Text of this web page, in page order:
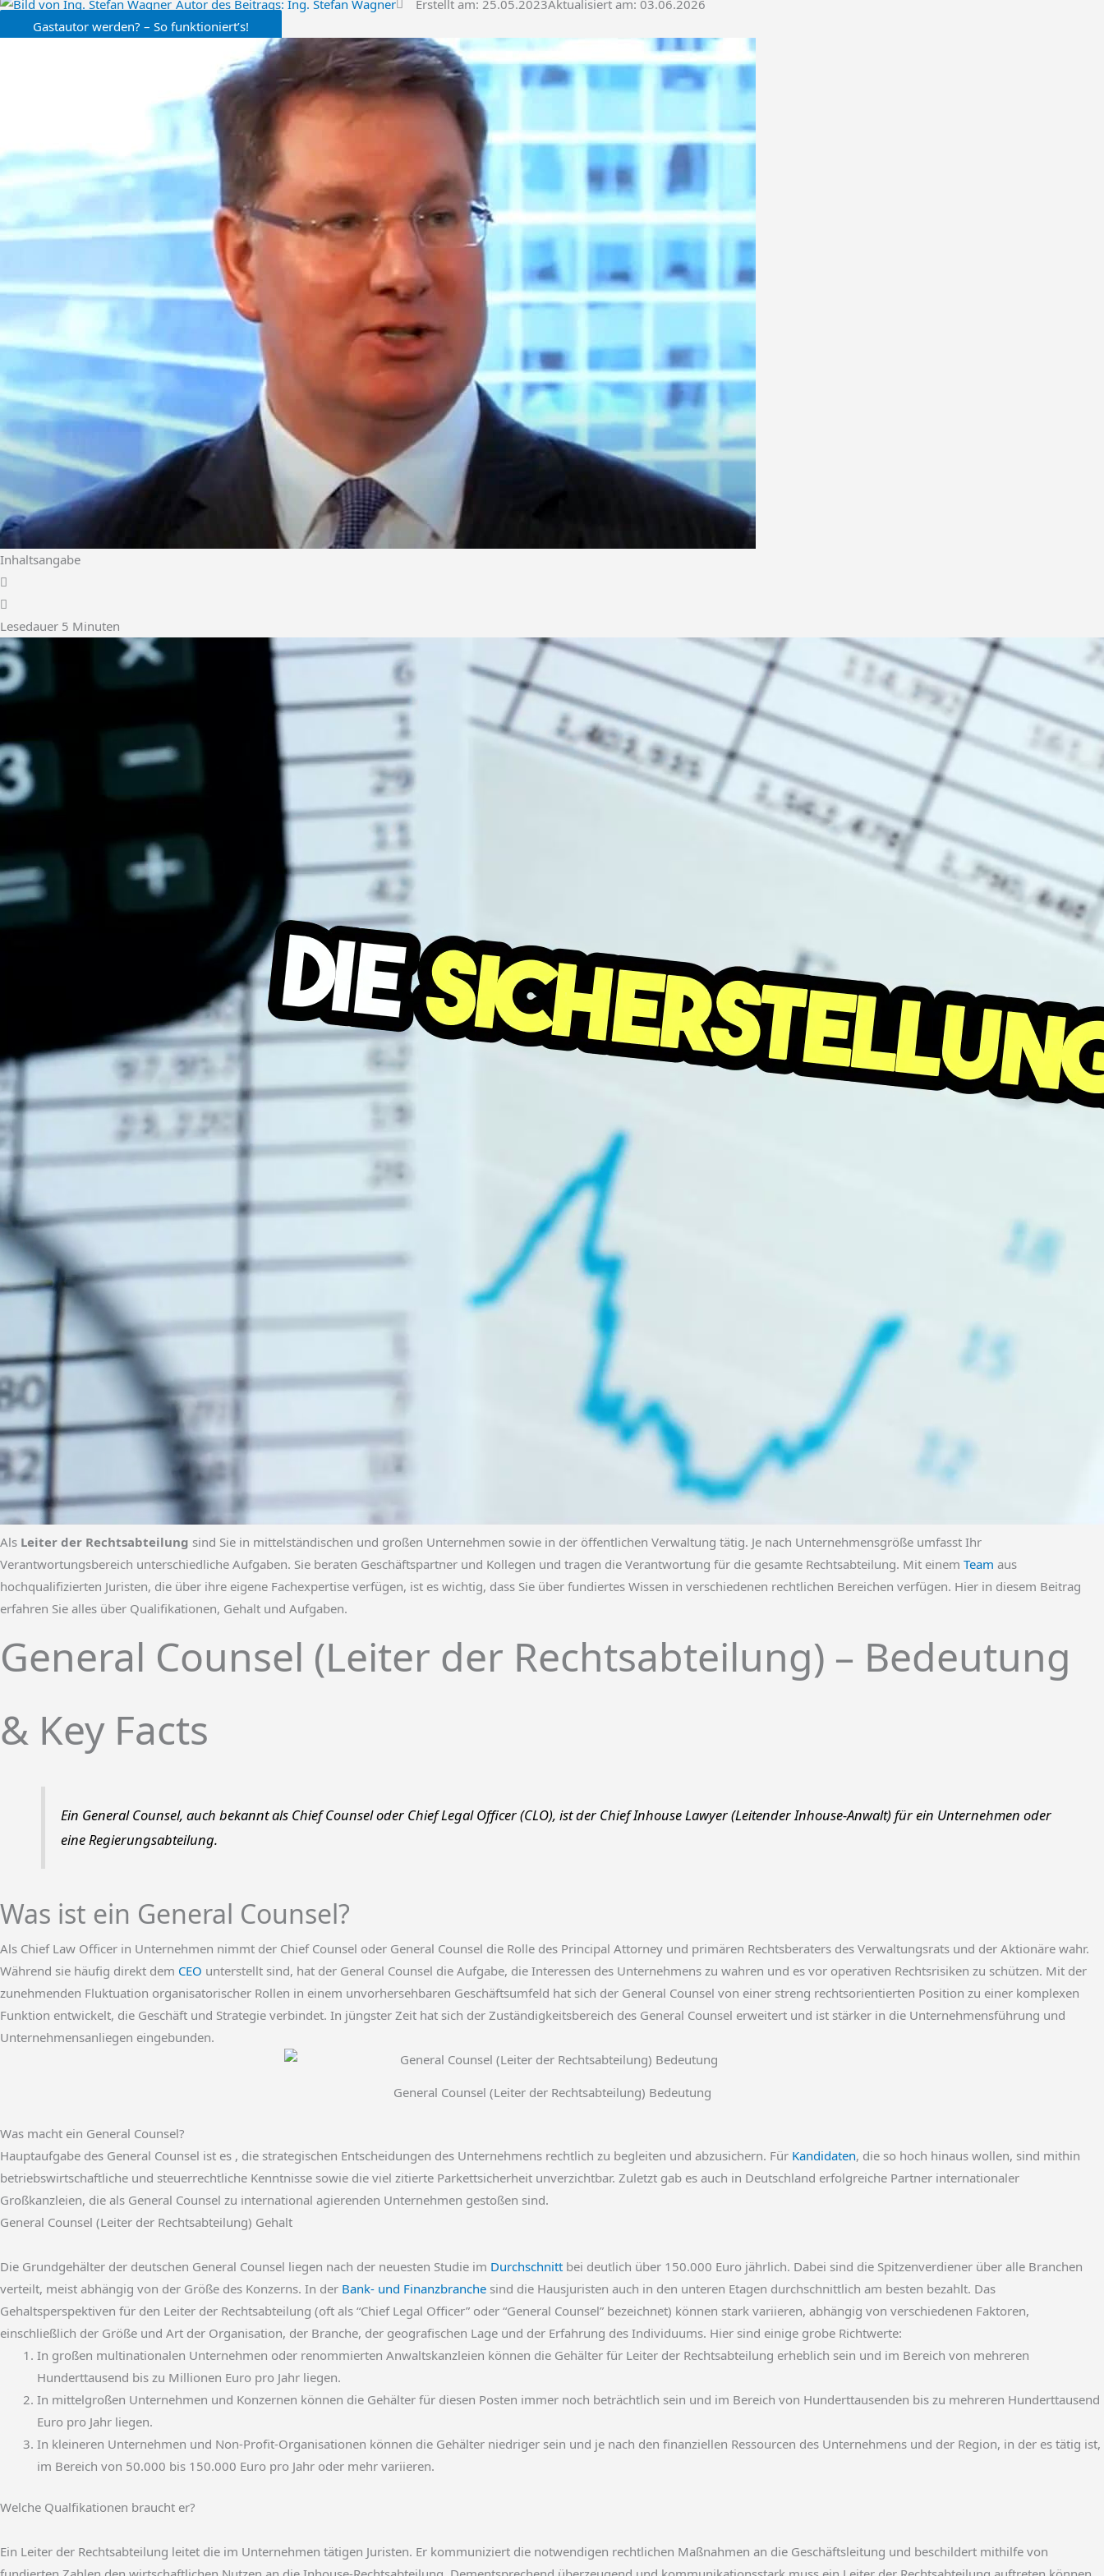
Autor des Beitrags: Ing. Stefan Wagner Erstellt am: 25.05.2023Aktualisiert am: 03.06.2026
Gastautor werden? – So funktioniert’s!
Inhaltsangabe
Lesedauer 5 Minuten
Als Leiter der Rechtsabteilung sind Sie in mittelständischen und großen Unternehmen sowie in der öffentlichen Verwaltung tätig. Je nach Unternehmensgröße umfasst Ihr
Verantwortungsbereich unterschiedliche Aufgaben. Sie beraten Geschäftspartner und Kollegen und tragen die Verantwortung für die gesamte Rechtsabteilung. Mit einem Team aus
hochqualifizierten Juristen, die über ihre eigene Fachexpertise verfügen, ist es wichtig, dass Sie über fundiertes Wissen in verschiedenen rechtlichen Bereichen verfügen. Hier in diesem Beitrag
erfahren Sie alles über Qualifikationen, Gehalt und Aufgaben.
General Counsel (Leiter der Rechtsabteilung) – Bedeutung
& Key Facts
Ein General Counsel, auch bekannt als Chief Counsel oder Chief Legal Officer (CLO), ist der Chief Inhouse Lawyer (Leitender Inhouse-Anwalt) für ein Unternehmen oder
eine Regierungsabteilung.
Was ist ein General Counsel?
Als Chief Law Officer in Unternehmen nimmt der Chief Counsel oder General Counsel die Rolle des Principal Attorney und primären Rechtsberaters des Verwaltungsrats und der Aktionäre wahr.
Während sie häufig direkt dem CEO unterstellt sind, hat der General Counsel die Aufgabe, die Interessen des Unternehmens zu wahren und es vor operativen Rechtsrisiken zu schützen. Mit der
zunehmenden Fluktuation organisatorischer Rollen in einem unvorhersehbaren Geschäftsumfeld hat sich der General Counsel von einer streng rechtsorientierten Position zu einer komplexen
Funktion entwickelt, die Geschäft und Strategie verbindet. In jüngster Zeit hat sich der Zuständigkeitsbereich des General Counsel erweitert und ist stärker in die Unternehmensführung und
Unternehmensanliegen eingebunden.
General Counsel (Leiter der Rechtsabteilung) Bedeutung
Was macht ein General Counsel?
Hauptaufgabe des General Counsel ist es , die strategischen Entscheidungen des Unternehmens rechtlich zu begleiten und abzusichern. Für Kandidaten, die so hoch hinaus wollen, sind mithin
betriebswirtschaftliche und steuerrechtliche Kenntnisse sowie die viel zitierte Parkettsicherheit unverzichtbar. Zuletzt gab es auch in Deutschland erfolgreiche Partner internationaler
Großkanzleien, die als General Counsel zu international agierenden Unternehmen gestoßen sind.
General Counsel (Leiter der Rechtsabteilung) Gehalt
Die Grundgehälter der deutschen General Counsel liegen nach der neuesten Studie im Durchschnitt bei deutlich über 150.000 Euro jährlich. Dabei sind die Spitzenverdiener über alle Branchen
verteilt, meist abhängig von der Größe des Konzerns. In der Bank- und Finanzbranche sind die Hausjuristen auch in den unteren Etagen durchschnittlich am besten bezahlt. Das
Gehaltsperspektiven für den Leiter der Rechtsabteilung (oft als “Chief Legal Officer” oder “General Counsel” bezeichnet) können stark variieren, abhängig von verschiedenen Faktoren,
einschließlich der Größe und Art der Organisation, der Branche, der geografischen Lage und der Erfahrung des Individuums. Hier sind einige grobe Richtwerte:
In großen multinationalen Unternehmen oder renommierten Anwaltskanzleien können die Gehälter für Leiter der Rechtsabteilung erheblich sein und im Bereich von mehreren
Hunderttausend bis zu Millionen Euro pro Jahr liegen.
In mittelgroßen Unternehmen und Konzernen können die Gehälter für diesen Posten immer noch beträchtlich sein und im Bereich von Hunderttausenden bis zu mehreren Hunderttausend
Euro pro Jahr liegen.
In kleineren Unternehmen und Non-Profit-Organisationen können die Gehälter niedriger sein und je nach den finanziellen Ressourcen des Unternehmens und der Region, in der es tätig ist,
im Bereich von 50.000 bis 150.000 Euro pro Jahr oder mehr variieren.
Welche Qualfikationen braucht er?
Ein Leiter der Rechtsabteilung leitet die im Unternehmen tätigen Juristen. Er kommuniziert die notwendigen rechtlichen Maßnahmen an die Geschäftsleitung und beschildert mithilfe von